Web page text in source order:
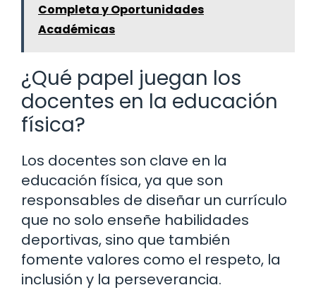
Completa y Oportunidades
Académicas
¿Qué papel juegan los
docentes en la educación
física?
Los docentes son clave en la
educación física, ya que son
responsables de diseñar un currículo
que no solo enseñe habilidades
deportivas, sino que también
fomente valores como el respeto, la
inclusión y la perseverancia.